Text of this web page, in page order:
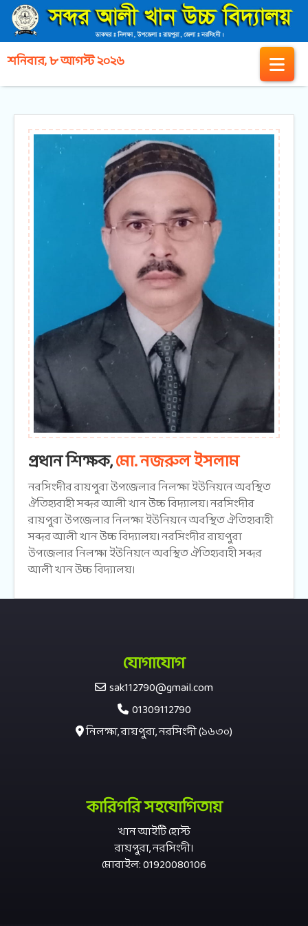
শনিবার, ৮ আগস্ট ২০২৬
প্রধান শিক্ষক,মো. নজরুল ইসলাম
নরসিংদীর রায়পুরা উপজেলার নিলক্ষা ইউনিয়নে অবস্থিত
ঐতিহ্যবাহী সব্দর আলী খান উচ্চ বিদ্যালয়। নরসিংদীর
রায়পুরা উপজেলার নিলক্ষা ইউনিয়নে অবস্থিত ঐতিহ্যবাহী
সব্দর আলী খান উচ্চ বিদ্যালয়। নরসিংদীর রায়পুরা
উপজেলার নিলক্ষা ইউনিয়নে অবস্থিত ঐতিহ্যবাহী সব্দর
আলী খান উচ্চ বিদ্যালয়।
যোগাযোগ
sak112790@gmail.com
01309112790
নিলক্ষা, রায়পুরা, নরসিংদী (১৬৩০)
কারিগরি সহযোগিতায়
খান আইটি হোস্ট
রায়পুরা, নরসিংদী।
মোবাইল: 01920080106